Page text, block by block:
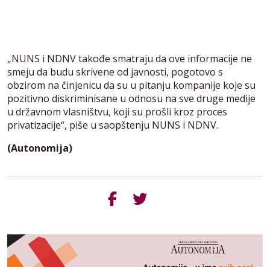
„NUNS i NDNV takođe smatraju da ove informacije ne
smeju da budu skrivene od javnosti, pogotovo s
obzirom na činjenicu da su u pitanju kompanije koje su
pozitivno diskriminisane u odnosu na sve druge medije
u državnom vlasništvu, koji su prošli kroz proces
privatizacije“, piše u saopštenju NUNS i NDNV.
(Autonomija)